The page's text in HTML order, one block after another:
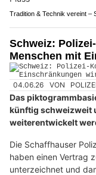
Tradition & Technik vereint –
Schweiz:
Menschen mit
04.06.26 VON
Das
künftig schweizweit
weiterentwickelt
Die Schaffhauser
haben einen Vertrag
unterzeichnet und